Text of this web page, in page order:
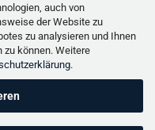
auch von
der Website zu
zu analysieren und Ihnen
können. Weitere
.